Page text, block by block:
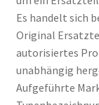
Es handelt sich
Original
autorisiertes
unabhängig
Aufgeführte